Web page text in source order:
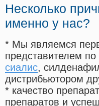
Несколько
именно у нас?
* Мы являемся
представителем
сиалис,
дистрибьютором
* качество
препаратов и